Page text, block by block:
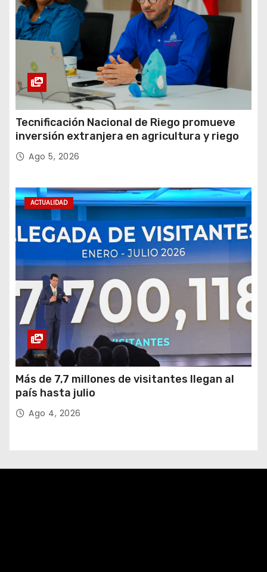
Tecnificación Nacional de Riego promueve
inversión extranjera en agricultura y riego
Ago 5, 2026
ACTUALIDAD
Más de 7,7 millones de visitantes llegan al
país hasta julio
Ago 4, 2026